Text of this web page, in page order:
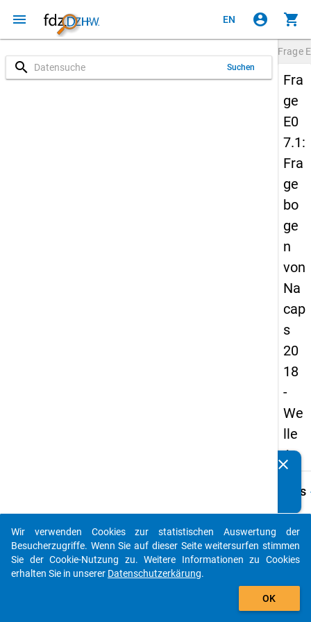
menu EN account_circle shopping_cart
search Suchen
Frage
Fra
ge
E0
7.1:
Fra
ge
bo
ge
n
von
Na
cap
s
20
18
-
We
lle
1
Details
E07.1
Wo
clear
auto_stories
add_shopping_cart
Wir verwenden Cookies zur statistischen Auswertung der
Besucherzugriffe. Wenn Sie auf dieser Seite weitersurfen stimmen
Sie der Cookie-Nutzung zu. Weitere Informationen zu Cookies
erhalten Sie in unserer Datenschutzerkärung.
OK